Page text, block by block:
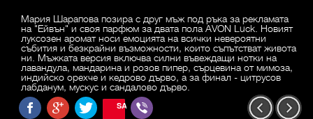
Мария Шарапова позира с друг мъж под ръка за рекламата
на "Ейвън" и своя парфюм за двата пола AVON Luck. Новият
луксозен аромат носи емоцията на всички невероятни
събития и безкрайни възможности, които съпътстват живота
ни. Мъжката версия включва силни въвеждащи нотки на
лавандула, мандарина и розов пипер, сърцевина от мимоза,
индийско орехче и кедрово дърво, а за финал - цитрусов
лабданум, мускус и сандалово дърво.
SAVE